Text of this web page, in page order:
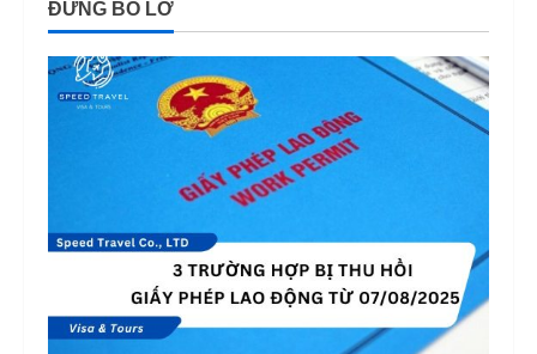
ĐỪNG BỎ LỠ